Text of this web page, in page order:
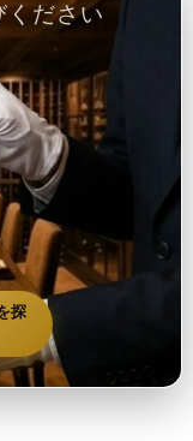
ください
探